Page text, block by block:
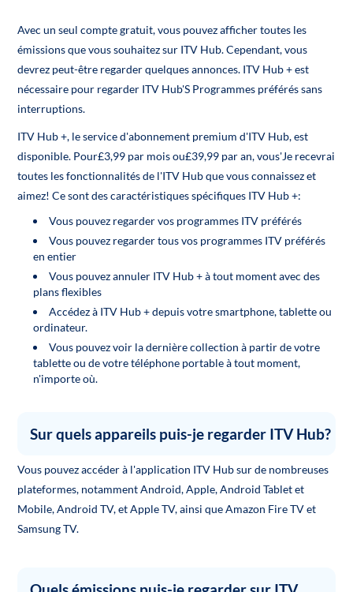
Avec un seul compte gratuit, vous pouvez afficher toutes les
émissions que vous souhaitez sur ITV Hub. Cependant, vous
devrez peut-être regarder quelques annonces. ITV Hub + est
nécessaire pour regarder ITV Hub'S Programmes préférés sans
interruptions.
ITV Hub +, le service d'abonnement premium d'ITV Hub, est
disponible. Pour£3,99 par mois ou£39,99 par an, vous'Je recevrai
toutes les fonctionnalités de l'ITV Hub que vous connaissez et
aimez! Ce sont des caractéristiques spécifiques ITV Hub +:
Vous pouvez regarder vos programmes ITV préférés
Vous pouvez regarder tous vos programmes ITV préférés
en entier
Vous pouvez annuler ITV Hub + à tout moment avec des
plans flexibles
Accédez à ITV Hub + depuis votre smartphone, tablette ou
ordinateur.
Vous pouvez voir la dernière collection à partir de votre
tablette ou de votre téléphone portable à tout moment,
n'importe où.
Sur quels appareils puis-je regarder ITV Hub?
Vous pouvez accéder à l'application ITV Hub sur de nombreuses
plateformes, notamment Android, Apple, Android Tablet et
Mobile, Android TV, et Apple TV, ainsi que Amazon Fire TV et
Samsung TV.